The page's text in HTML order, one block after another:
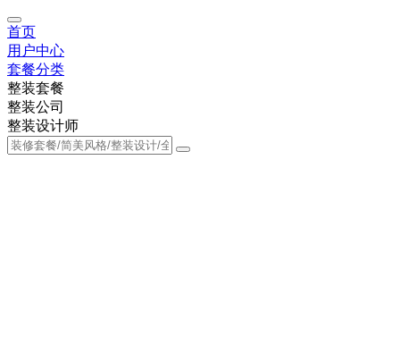
首页
用户中心
套餐分类
整装套餐
整装公司
整装设计师